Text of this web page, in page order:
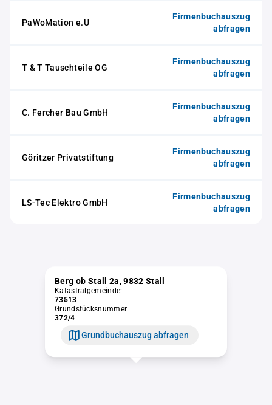
PaWoMation e.U
Firmenbuchauszug
abfragen
T & T Tauschteile OG
Firmenbuchauszug
abfragen
C. Fercher Bau GmbH
Firmenbuchauszug
abfragen
Göritzer Privatstiftung
Firmenbuchauszug
abfragen
LS-Tec Elektro GmbH
Firmenbuchauszug
abfragen
Berg ob Stall 2a, 9832 Stall
Katastralgemeinde:
73513
Grundstücksnummer:
372/4
Grundbuchauszug abfragen